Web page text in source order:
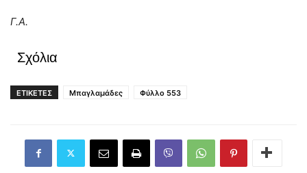
Γ.Α.
Σχόλια
ΕΤΙΚΕΤΕΣ Μπαγλαμάδες Φύλλο 553